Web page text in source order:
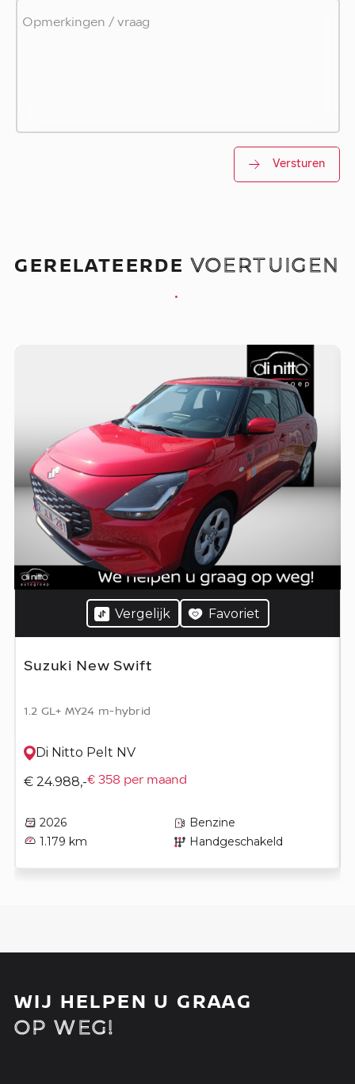
Versturen
GERELATEERDEVOERTUIGEN
.
Vergelijk Favoriet
Suzuki New Swift
1.2 GL+ MY24 m-hybrid
Di Nitto Pelt NV
€ 24.988,-€ 358 per maand
2026
Benzine
1.179 km
Handgeschakeld
WIJ HELPEN U GRAAG
OP WEG!